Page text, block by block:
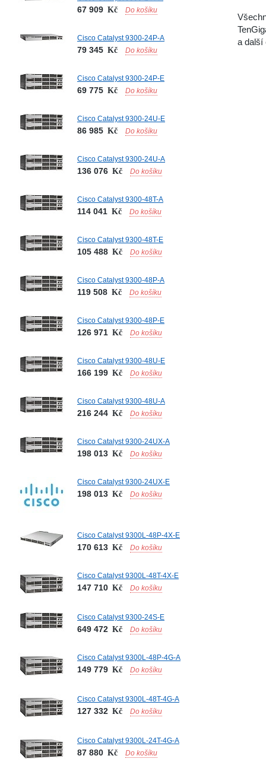
67 909 Kč Do košíku
Cisco Catalyst 9300-24P-A
79 345 Kč Do košíku
Cisco Catalyst 9300-24P-E
69 775 Kč Do košíku
Cisco Catalyst 9300-24U-E
86 985 Kč Do košíku
Cisco Catalyst 9300-24U-A
136 076 Kč Do košíku
Cisco Catalyst 9300-48T-A
114 041 Kč Do košíku
Cisco Catalyst 9300-48T-E
105 488 Kč Do košíku
Cisco Catalyst 9300-48P-A
119 508 Kč Do košíku
Cisco Catalyst 9300-48P-E
126 971 Kč Do košíku
Cisco Catalyst 9300-48U-E
166 199 Kč Do košíku
Cisco Catalyst 9300-48U-A
216 244 Kč Do košíku
Cisco Catalyst 9300-24UX-A
198 013 Kč Do košíku
Cisco Catalyst 9300-24UX-E
198 013 Kč Do košíku
Cisco Catalyst 9300L-48P-4X-E
170 613 Kč Do košíku
Cisco Catalyst 9300L-48T-4X-E
147 710 Kč Do košíku
Cisco Catalyst 9300-24S-E
649 472 Kč Do košíku
Cisco Catalyst 9300L-48P-4G-A
149 779 Kč Do košíku
Cisco Catalyst 9300L-48T-4G-A
127 332 Kč Do košíku
Cisco Catalyst 9300L-24T-4G-A
87 880 Kč Do košíku
a další